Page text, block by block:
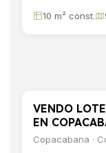
10 m² const.
VENTA
VENDO
EN
Copacabana ·